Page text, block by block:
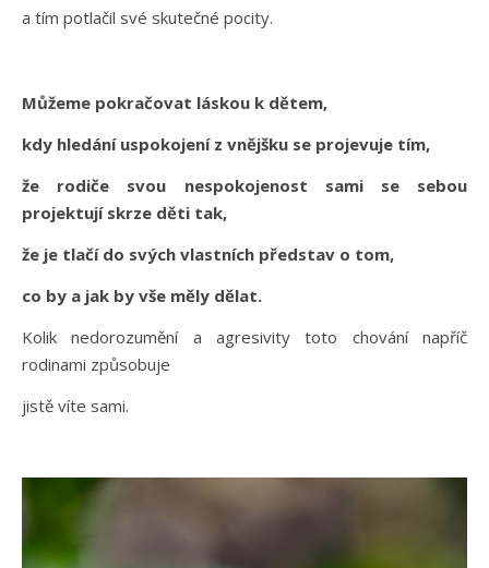
a tím potlačil své skutečné pocity.
Můžeme pokračovat láskou k dětem,
kdy hledání uspokojení z vnějšku se projevuje tím,
že rodiče svou nespokojenost sami se sebou
projektují skrze děti tak,
že je tlačí do svých vlastních představ o tom,
co by a jak by vše měly dělat.
Kolik nedorozumění a agresivity toto chování napříč
rodinami způsobuje
jistě víte sami.